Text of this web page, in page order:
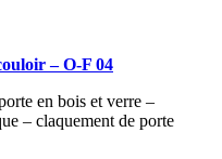
– O-F 04
en bois et verre –
– claquement de porte